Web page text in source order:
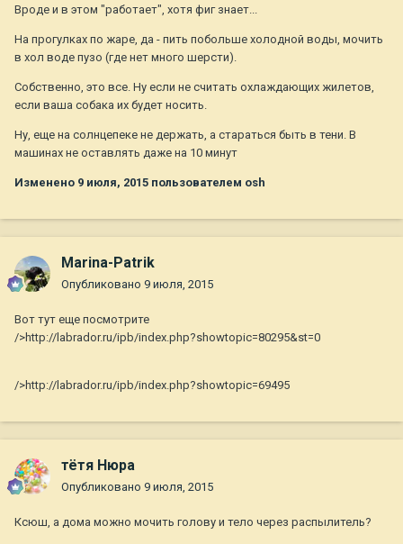
Вроде и в этом "работает", хотя фиг знает...
На прогулках по жаре, да - пить побольше холодной воды, мочить
в хол воде пузо (где нет много шерсти).
Собственно, это все. Ну если не считать охлаждающих жилетов,
если ваша собака их будет носить.
Ну, еще на солнцепеке не держать, а стараться быть в тени. В
машинах не оставлять даже на 10 минут
Изменено 9 июля, 2015 пользователем osh
Marina-Patrik
Опубликовано 9 июля, 2015
Вот тут еще посмотрите
/>http://labrador.ru/ipb/index.php?showtopic=80295&st=0
/>http://labrador.ru/ipb/index.php?showtopic=69495
тётя Нюра
Опубликовано 9 июля, 2015
Ксюш, а дома можно мочить голову и тело через распылитель?